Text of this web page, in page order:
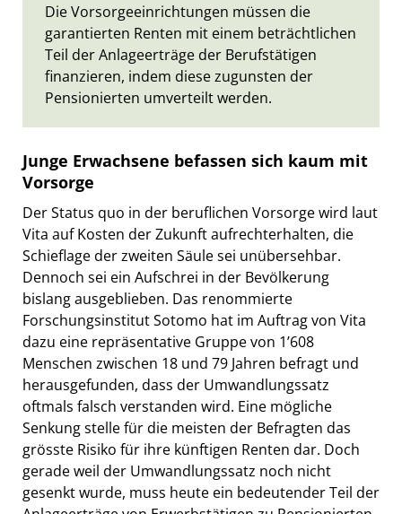
Die Vorsorgeeinrichtungen müssen die
garantierten Renten mit einem beträchtlichen
Teil der Anlageerträge der Berufstätigen
finanzieren, indem diese zugunsten der
Pensionierten umverteilt werden.
Junge Erwachsene befassen sich kaum mit
Vorsorge
Der Status quo in der beruflichen Vorsorge wird laut
Vita auf Kosten der Zukunft aufrechterhalten, die
Schieflage der zweiten Säule sei unübersehbar.
Dennoch sei ein Aufschrei in der Bevölkerung
bislang ausgeblieben. Das renommierte
Forschungsinstitut Sotomo hat im Auftrag von Vita
dazu eine repräsentative Gruppe von 1’608
Menschen zwischen 18 und 79 Jahren befragt und
herausgefunden, dass der Umwandlungssatz
oftmals falsch verstanden wird. Eine mögliche
Senkung stelle für die meisten der Befragten das
grösste Risiko für ihre künftigen Renten dar. Doch
gerade weil der Umwandlungssatz noch nicht
gesenkt wurde, muss heute ein bedeutender Teil der